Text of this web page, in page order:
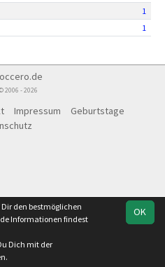
1
1
2006 - 2026
Impressum
Geburtstage
OK
Dir den bestmöglichen
Informationen findest
Dich mit der